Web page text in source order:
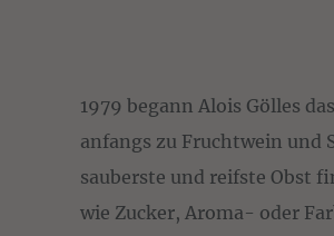
1979 begann Alois Gölles
anfangs zu Fruchtwein und
sauberste und reifste Obst
wie Zucker, Aroma- oder